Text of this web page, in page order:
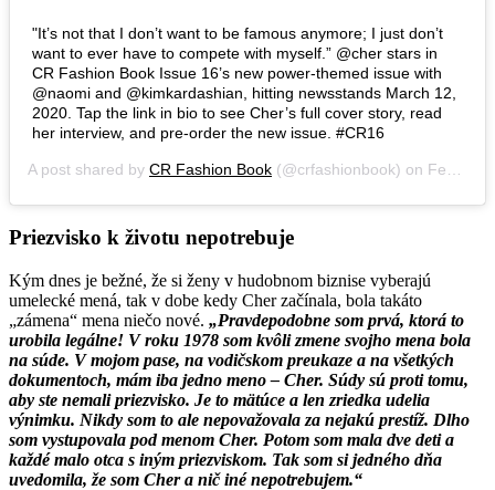
"It’s not that I don’t want to be famous anymore; I just don’t
want to ever have to compete with myself.” @cher stars in
CR Fashion Book Issue 16’s new power-themed issue with
@naomi and @kimkardashian, hitting newsstands March 12,
2020. Tap the link in bio to see Cher’s full cover story, read
her interview, and pre-order the new issue. #CR16
A post shared by CR Fashion Book (@crfashionbook) on Feb 27, 2020 at 8:59am PST
Priezvisko k životu nepotrebuje
Kým dnes je bežné, že si ženy v hudobnom biznise vyberajú
umelecké mená, tak v dobe kedy Cher začínala, bola takáto
„zámena“ mena niečo nové. „Pravdepodobne som prvá, ktorá to
urobila legálne! V roku 1978 som kvôli zmene svojho mena bola
na súde. V mojom pase, na vodičskom preukaze a na všetkých
dokumentoch, mám iba jedno meno – Cher. Súdy sú proti tomu,
aby ste nemali priezvisko. Je to mätúce a len zriedka udelia
výnimku. Nikdy som to ale nepovažovala za nejakú prestíž. Dlho
som vystupovala pod menom Cher. Potom som mala dve deti a
každé malo otca s iným priezviskom. Tak som si jedného dňa
uvedomila, že som Cher a nič iné nepotrebujem.“